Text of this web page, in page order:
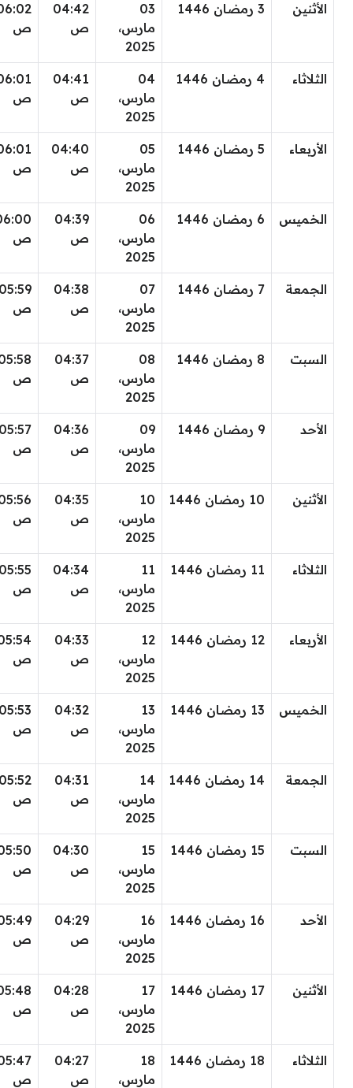
الأثنين 3 رمضان 1446
03
مارس،
2025
04:42
ص
ص
الثلاثاء 4 رمضان 1446
04
مارس،
2025
04:41
ص
ص
الأربعاء 5 رمضان 1446
05
مارس،
2025
04:40
ص
ص
الخميس 6 رمضان 1446
06
مارس،
2025
04:39
ص
ص
الجمعة 7 رمضان 1446
07
مارس،
2025
04:38
ص
ص
السبت 8 رمضان 1446
08
مارس،
2025
04:37
ص
ص
الأحد 9 رمضان 1446
09
مارس،
2025
04:36
ص
ص
الأثنين 10 رمضان 1446
10
مارس،
2025
04:35
ص
ص
الثلاثاء 11 رمضان 1446
11
مارس،
2025
04:34
ص
ص
الأربعاء 12 رمضان 1446
12
مارس،
2025
04:33
ص
ص
الخميس 13 رمضان 1446
13
مارس،
2025
04:32
ص
ص
الجمعة 14 رمضان 1446
14
مارس،
2025
04:31
ص
ص
السبت 15 رمضان 1446
15
مارس،
2025
04:30
ص
ص
الأحد 16 رمضان 1446
16
مارس،
2025
04:29
ص
ص
الأثنين 17 رمضان 1446
17
مارس،
2025
04:28
ص
ص
الثلاثاء 18 رمضان 1446
18
مارس،
04:27
ص
ص